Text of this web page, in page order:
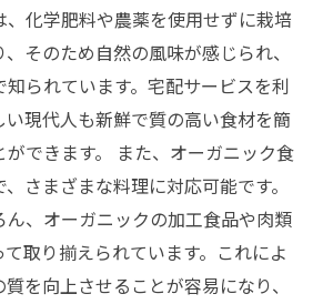
に：オーガニック宅配サービス
ド
化学肥料や農薬を使用せずに栽培
そのため自然の風味が感じられ、
られています。宅配サービスを利
現代人も新鮮で質の高い食材を簡
できます。 また、オーガニック食
さまざまな料理に対応可能です。
、オーガニックの加工食品や肉類
取り揃えられています。これによ
を向上させることが容易になり、